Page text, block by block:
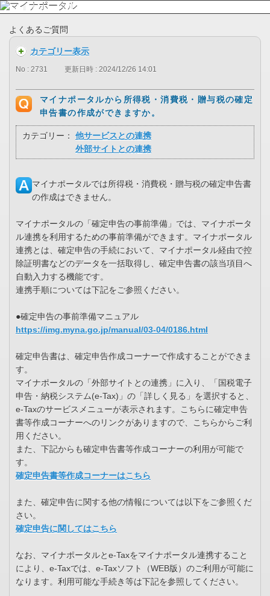
よくあるご質問
カテゴリー表示
No : 2731 更新日時 : 2024/12/26 14:01
マイナポータルから所得税・消費税・贈与税の確定
申告書の作成ができますか。
カテゴリー：
他サービスとの連携
外部サイトとの連携
マイナポータルでは所得税・消費税・贈与税の確定申告書
の作成はできません。
マイナポータルの「確定申告の事前準備」では、マイナポータ
ル連携を利用するための事前準備ができます。マイナポータル
連携とは、確定申告の手続において、マイナポータル経由で控
除証明書などのデータを一括取得し、確定申告書の該当項目へ
自動入力する機能です。
連携手順については下記をご参照ください。
●確定申告の事前準備マニュアル
https://img.myna.go.jp/manual/03-04/0186.html
確定申告書は、確定申告作成コーナーで作成することができま
す。
マイナポータルの「外部サイトとの連携」に入り、「国税電子
申告・納税システム(e-Tax)」の「詳しく見る」を選択すると、
e-Taxのサービスメニューが表示されます。こちらに確定申告
書等作成コーナーへのリンクがありますので、こちらからご利
用ください。
また、下記からも確定申告書等作成コーナーの利用が可能で
す。
確定申告書等作成コーナーはこちら
また、確定申告に関する他の情報については以下をご参照くだ
さい。
確定申告に関してはこちら
なお、マイナポータルとe-Taxをマイナポータル連携すること
により、e-Taxでは、e-Taxソフト（WEB版）のご利用が可能に
なります。利用可能な手続き等は下記を参照してください。